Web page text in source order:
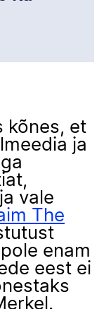
kõnes, et
ja
vale
The
enam
eest ei